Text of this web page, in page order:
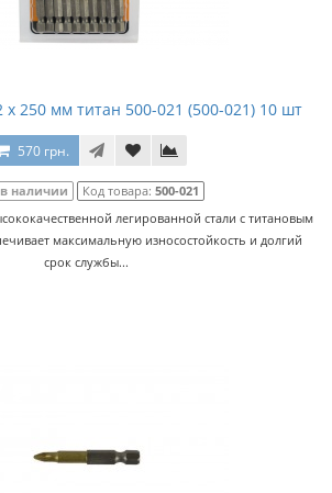
x 250 мм титан 500-021 (500-021) 10 шт
570 грн.
наличии Код товара: 500-021
легированной стали с титановым
максимальную износостойкость и долгий
срок службы...